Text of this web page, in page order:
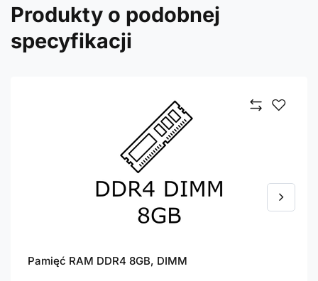
Produkty o podobnej
specyfikacji
Pamięć RAM DDR4 8GB, DIMM